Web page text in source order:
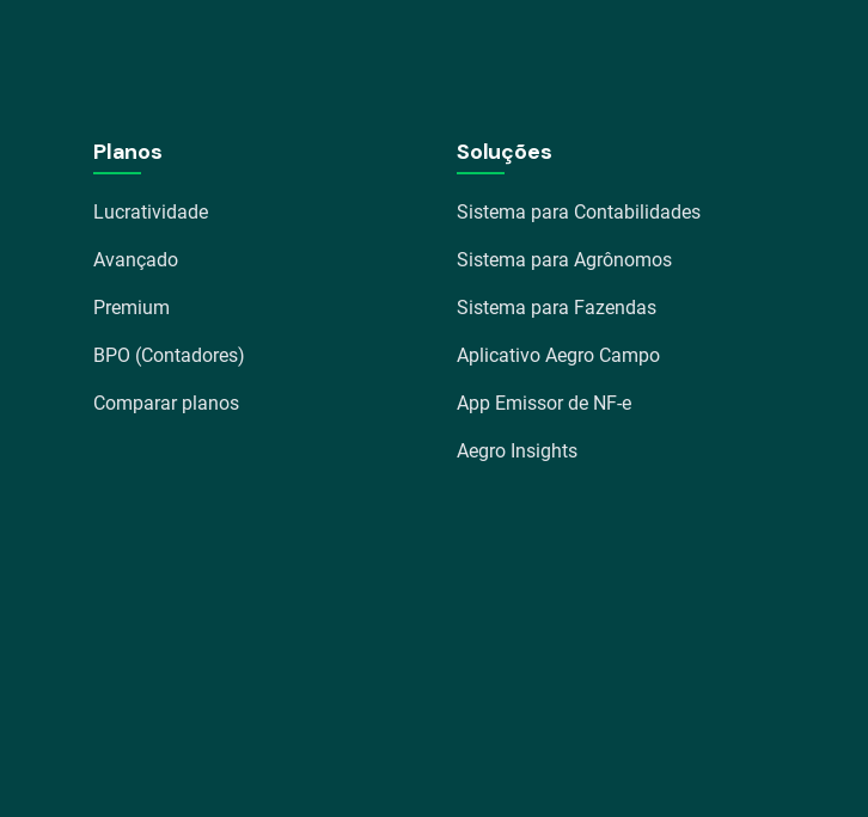
Planos
Lucratividade
Avançado
Premium
BPO (Contadores)
Comparar planos
Soluções
Sistema para Contabilidades
Sistema para Agrônomos
Sistema para Fazendas
Aplicativo Aegro Campo
App Emissor de NF-e
Aegro Insights